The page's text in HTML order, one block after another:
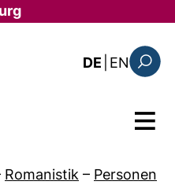
zum Inhalt
DE EN: the
Menü
Romanistik – Personen